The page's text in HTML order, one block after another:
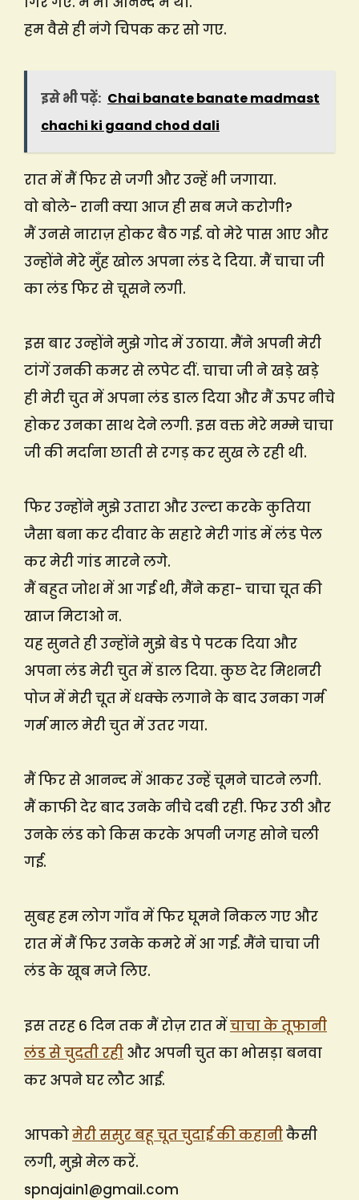
हम वैसे ही नंगे चिपक कर सो गए.
इसे भी पढ़ें: Chai banate banate madmast
chachi ki gaand chod dali
रात में मैं फिर से जगी और उन्हें भी जगाया.
वो बोले- रानी क्या आज ही सब मजे करोगी?
मैं उनसे नाराज़ होकर बैठ गई. वो मेरे पास आए और
उन्होंने मेरे मुँह खोल अपना लंड दे दिया. मैं चाचा जी
का लंड फिर से चूसने लगी.
इस बार उन्होंने मुझे गोद में उठाया. मैंने अपनी मेरी
टांगें उनकी कमर से लपेट दीं. चाचा जी ने खड़े खड़े
ही मेरी चुत में अपना लंड डाल दिया और मैं ऊपर नीचे
होकर उनका साथ देने लगी. इस वक्त मेरे मम्मे चाचा
जी की मर्दाना छाती से रगड़ कर सुख ले रही थी.
फिर उन्होंने मुझे उतारा और उल्टा करके कुतिया
जैसा बना कर दीवार के सहारे मेरी गांड में लंड पेल
कर मेरी गांड मारने लगे.
मैं बहुत जोश में आ गई थी, मैंने कहा- चाचा चूत की
खाज मिटाओ न.
यह सुनते ही उन्होंने मुझे बेड पे पटक दिया और
अपना लंड मेरी चुत में डाल दिया. कुछ देर मिशनरी
पोज में मेरी चूत में धक्के लगाने के बाद उनका गर्म
गर्म माल मेरी चुत में उतर गया.
मैं फिर से आनन्द में आकर उन्हें चूमने चाटने लगी.
मैं काफी देर बाद उनके नीचे दबी रही. फिर उठी और
उनके लंड को किस करके अपनी जगह सोने चली
गई.
सुबह हम लोग गाँव में फिर घूमने निकल गए और
रात में मैं फिर उनके कमरे में आ गई. मैंने चाचा जी
लंड के खूब मजे लिए.
इस तरह 6 दिन तक मैं रोज़ रात मेंचाचा के तूफानी
लंड से चुदती रही और अपनी चुत का भोसड़ा बनवा
कर अपने घर लौट आई.
आपकोमेरी ससुर बहू चूत चुदाई की कहानीकैसी
लगी, मुझे मेल करें.
spnajain1@gmail.com